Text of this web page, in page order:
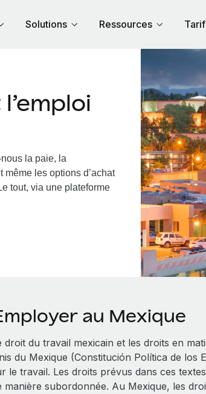
Solutions Ressources
la paie, la
les options d’achat
tout, via une plateforme
au Mexique
droit du travail mexicain et les droits en
du Mexique (Constitución Política de los
le travail. Les droits prévus dans ces
manière subordonnée. Au Mexique, les